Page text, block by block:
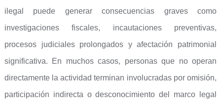
ilegal puede generar consecuencias graves como
investigaciones fiscales, incautaciones preventivas,
procesos judiciales prolongados y afectación patrimonial
significativa. En muchos casos, personas que no operan
directamente la actividad terminan involucradas por omisión,
participación indirecta o desconocimiento del marco legal